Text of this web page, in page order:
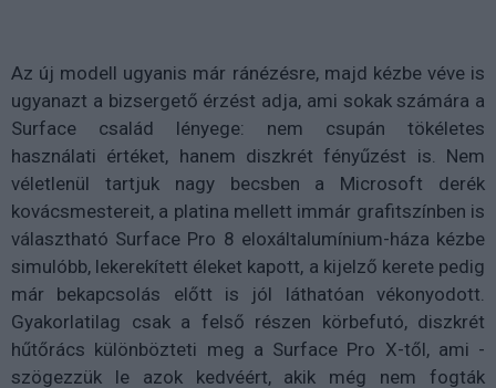
Az új modell ugyanis már ránézésre, majd kézbe véve is
ugyanazt a bizsergető érzést adja, ami sokak számára a
Surface család lényege: nem csupán tökéletes
használati értéket, hanem diszkrét fényűzést is. Nem
véletlenül tartjuk nagy becsben a Microsoft derék
kovácsmestereit, a platina mellett immár grafitszínben is
választható Surface Pro 8 eloxáltalumínium-háza kézbe
simulóbb, lekerekített éleket kapott, a kijelző kerete pedig
már bekapcsolás előtt is jól láthatóan vékonyodott.
Gyakorlatilag csak a felső részen körbefutó, diszkrét
hűtőrács különbözteti meg a Surface Pro X-től, ami -
szögezzük le azok kedvéért, akik még nem fogták